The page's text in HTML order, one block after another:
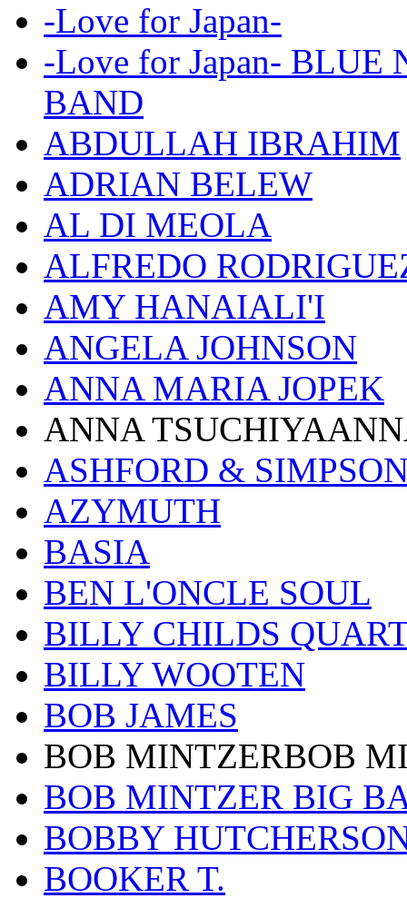
-Love for Japan-
-Love for Japan- BLUE
BAND
ABDULLAH IBRAHIM
ADRIAN BELEW
AL DI MEOLA
ALFREDO
AMY HANAIALI'I
ANGELA JOHNSON
ANNA MARIA JOPEK
ANNA
ASHFORD &
AZYMUTH
BASIA
BEN L'ONCLE SOUL
BILLY CHILDS
BILLY WOOTEN
BOB JAMES
BOB MINTZERBOB
BOB MINTZER BIG
BOBBY
BOOKER T.